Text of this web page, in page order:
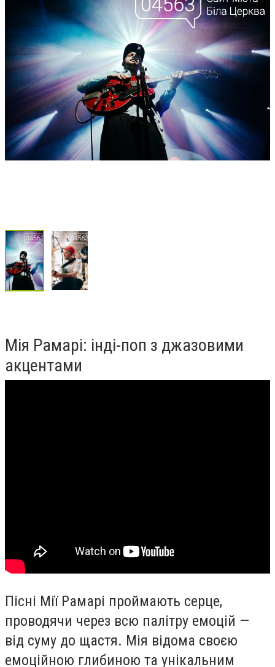
Мія Рамарі: інді-поп з джазовими
акцентами
Пісні Мії Рамарі проймають серце,
проводячи через всю палітру емоцій —
від суму до щастя. Мія відома своєю
емоційною глибиною та унікальним